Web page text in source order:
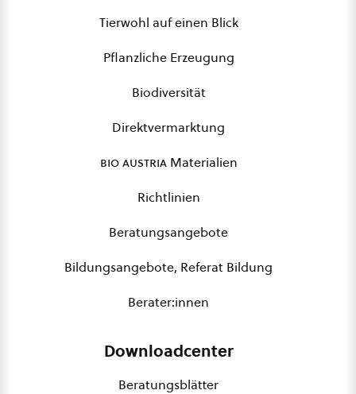
Tierwohl auf einen Blick
Pflanzliche Erzeugung
Biodiversität
Direktvermarktung
bio austriaMaterialien
Richtlinien
Beratungsangebote
Bildungsangebote, Referat Bildung
Berater:innen
Downloadcenter
Beratungsblätter